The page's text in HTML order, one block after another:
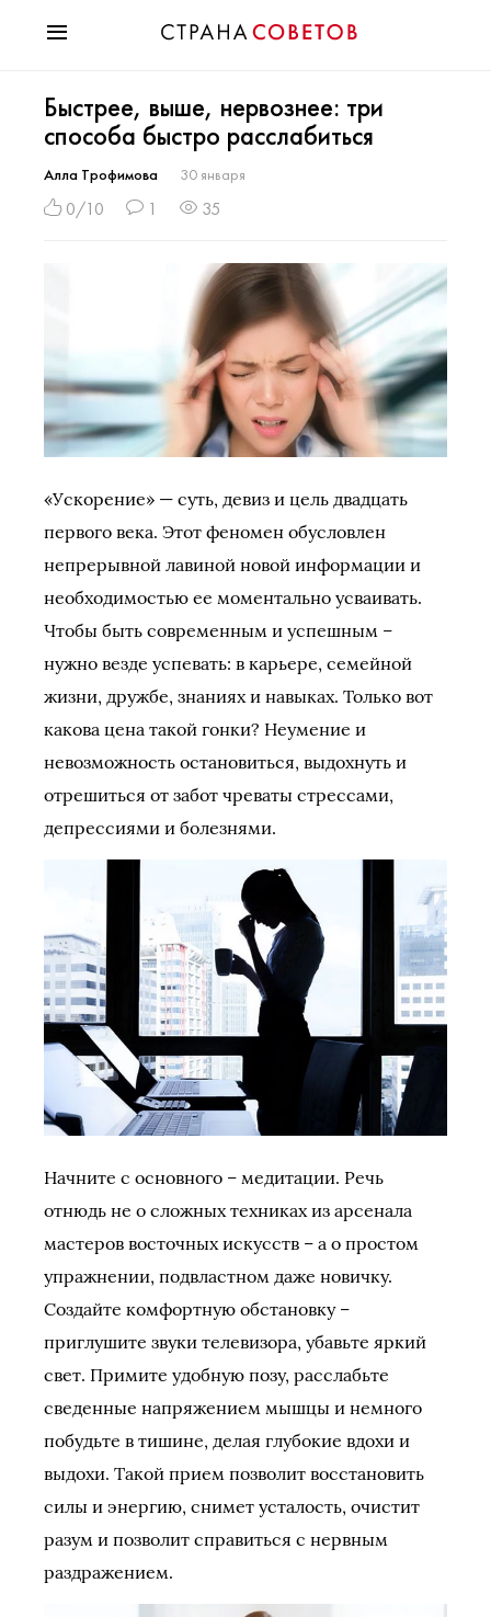
Мода
Звезды
Гороскопы
Здоровье
Быстрее, выше, нервознее: три
способа быстро расслабиться
Алла Трофимова 30 января
0/10 1 35
«Ускорение» — суть, девиз и цель двадцать
первого века. Этот феномен обусловлен
непрерывной лавиной новой информации и
необходимостью ее моментально усваивать.
Чтобы быть современным и успешным –
нужно везде успевать: в карьере, семейной
жизни, дружбе, знаниях и навыках. Только вот
какова цена такой гонки? Неумение и
невозможность остановиться, выдохнуть и
отрешиться от забот чреваты стрессами,
депрессиями и болезнями.
Начните с основного – медитации. Речь
отнюдь не о сложных техниках из арсенала
мастеров восточных искусств – а о простом
упражнении, подвластном даже новичку.
Создайте комфортную обстановку –
приглушите звуки телевизора, убавьте яркий
свет. Примите удобную позу, расслабьте
сведенные напряжением мышцы и немного
побудьте в тишине, делая глубокие вдохи и
выдохи. Такой прием позволит восстановить
силы и энергию, снимет усталость, очистит
разум и позволит справиться с нервным
раздражением.